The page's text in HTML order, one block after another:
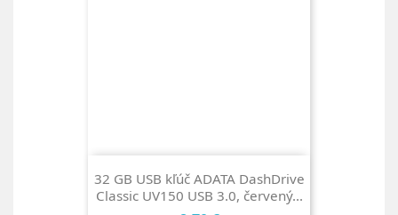
32 GB USB kľúč ADATA DashDrive
Classic UV150 USB 3.0, červený...